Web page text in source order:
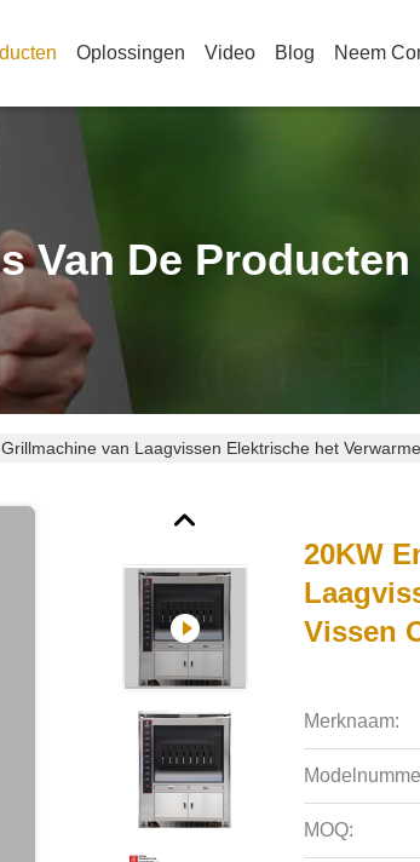
Oplossingen Video Blog Neem
Van De Producten
van Laagvissen Elektrische het
20KW
Vissen
Merknaam:
MOQ: